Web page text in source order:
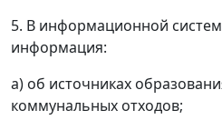
5. В информационной
информация:
а) об источниках
коммунальных отходов;